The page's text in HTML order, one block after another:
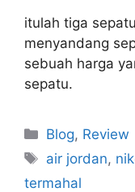
itulah tiga
menyandang
sebuah harga
sepatu.
Blog, Review
air jordan,
termahal